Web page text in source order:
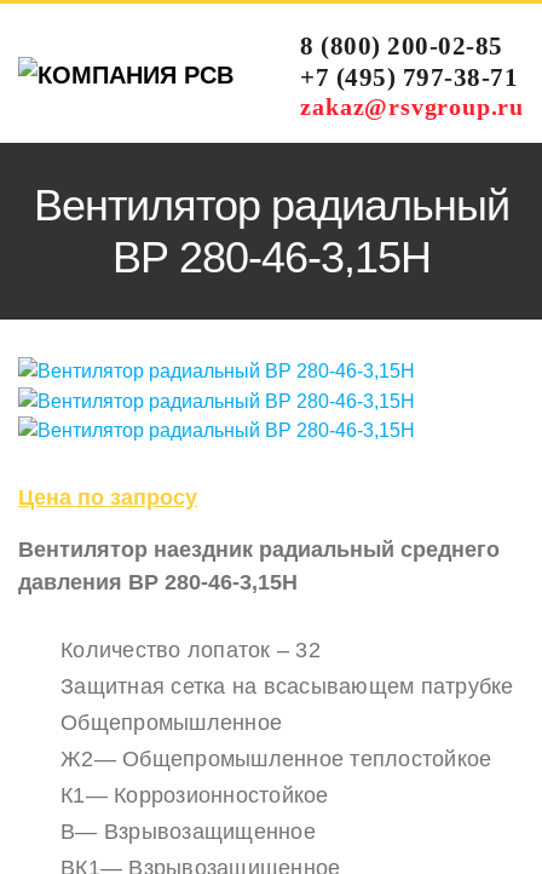
8 (800) 200-02-85
+7 (495) 797-38-71
zakaz@rsvgroup.ru
Вентилятор радиальный
ВР 280-46-3,15Н
Цена по запросу
Вентилятор наездник радиальный среднего
давления ВР 280-46-3,15Н
Количество лопаток – 32
Защитная сетка на всасывающем патрубке
Общепромышленное
Ж2— Общепромышленное теплостойкое
К1— Коррозионностойкое
В— Взрывозащищенное
ВК1— Взрывозащищенное